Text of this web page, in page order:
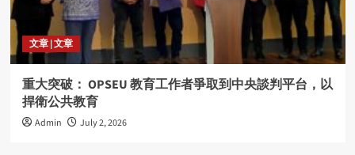
文章 | 文章
重大突破： OPSEU 教育工作者爭取到中央談判平台，以
捍衛公共教育
Admin July 2, 2026